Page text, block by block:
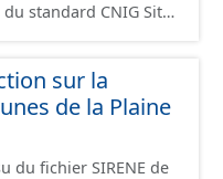
standard CNIG Sites
sur la
de la Plaine
du fichier SIRENE de